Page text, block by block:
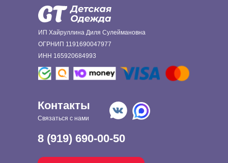
ИП Хайруллина Диля Сулеймановна
ОГРНИП 1191690047977
ИНН 165920684993
Контакты
Связаться с нами
8 (919) 690-00-50